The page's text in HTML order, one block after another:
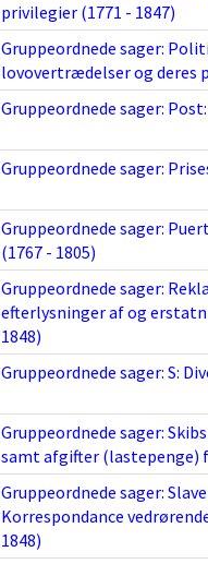
privilegier (1771 - 1847)
Gruppeordnede sager:
lovovertrædelser og deres
Gruppeordnede sager:
Gruppeordnede sager:
Gruppeordnede sager:
(1767 - 1805)
Gruppeordnede sager:
efterlysninger af og
1848)
Gruppeordnede sager: S:
Gruppeordnede sager:
samt afgifter (lastepenge)
Gruppeordnede sager:
Korrespondance
1848)